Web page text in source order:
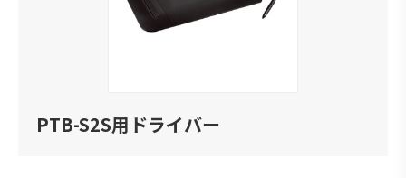
PTB-S2S用ドライバー